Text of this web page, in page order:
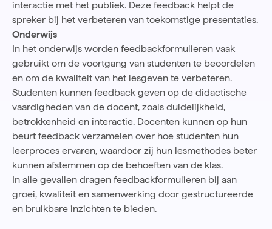
interactie met het publiek. Deze feedback helpt de
spreker bij het verbeteren van toekomstige presentaties.
Onderwijs
In het onderwijs worden feedbackformulieren vaak
gebruikt om de voortgang van studenten te beoordelen
en om de kwaliteit van het lesgeven te verbeteren.
Studenten kunnen feedback geven op de didactische
vaardigheden van de docent, zoals duidelijkheid,
betrokkenheid en interactie. Docenten kunnen op hun
beurt feedback verzamelen over hoe studenten hun
leerproces ervaren, waardoor zij hun lesmethodes beter
kunnen afstemmen op de behoeften van de klas.
In alle gevallen dragen feedbackformulieren bij aan
groei, kwaliteit en samenwerking door gestructureerde
en bruikbare inzichten te bieden.